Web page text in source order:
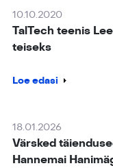
10.10.2020
TalTech teenis
teiseks
Loe edasi
18.01.2026
Värsked
Hannemai